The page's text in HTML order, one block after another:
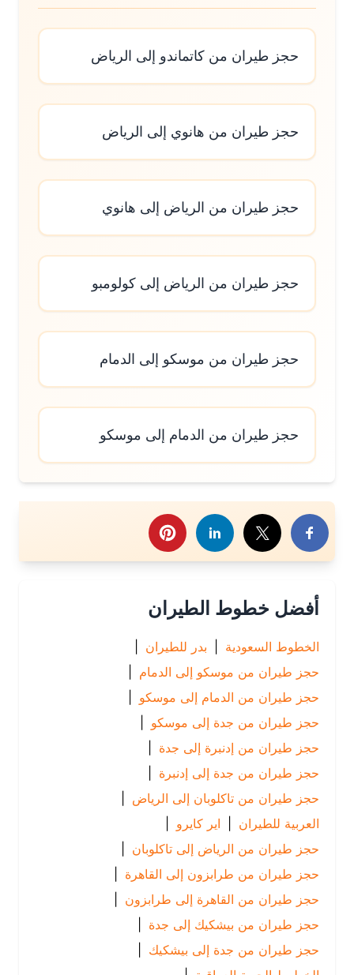
حجز طيران من كاتماندو إلى الرياض
حجز طيران من هانوي إلى الرياض
حجز طيران من الرياض إلى هانوي
حجز طيران من الرياض إلى كولومبو
حجز طيران من موسكو إلى الدمام
حجز طيران من الدمام إلى موسكو
هذا الموضوع
أفضل خطوط الطيران
الخطوط السعودية | بدر للطيران |
حجز طيران من موسكو إلى الدمام
|
حجز طيران من الدمام إلى موسكو |
حجز طيران من جدة إلى موسكو |
حجز طيران من إدنبرة إلى جدة
حجز طيران من جدة إلى إدنبرة |
حجز طيران من تاكلوبان إلى الرياض
|
العربية للطيران | اير كايرو
|
حجز طيران من الرياض إلى تاكلوبان |
حجز طيران من طرابزون إلى القاهرة |
حجز طيران من القاهرة إلى طرابزون |
حجز طيران من بيشكيك إلى جدة
حجز طيران من جدة إلى بيشكيك |